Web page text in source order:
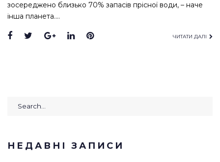
зосереджено близько 70% запасів прісної води, – наче
інша планета.…
Facebook
TwitterGoogle+
LinkedInPinterest ЧИТАТИ ДАЛІ
Search
НЕДАВНІ ЗАПИСИ